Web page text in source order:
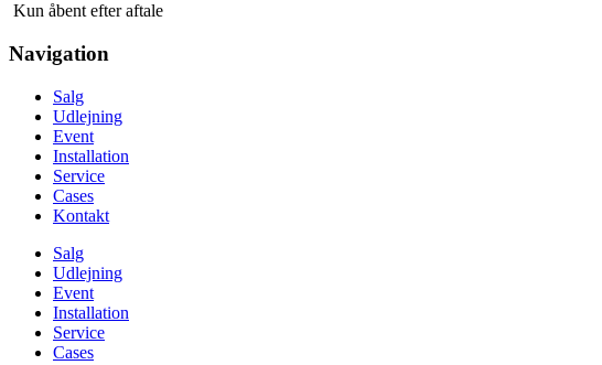
Kun åbent efter aftale
Navigation
Salg
Udlejning
Event
Installation
Service
Cases
Kontakt
Salg
Udlejning
Event
Installation
Service
Cases